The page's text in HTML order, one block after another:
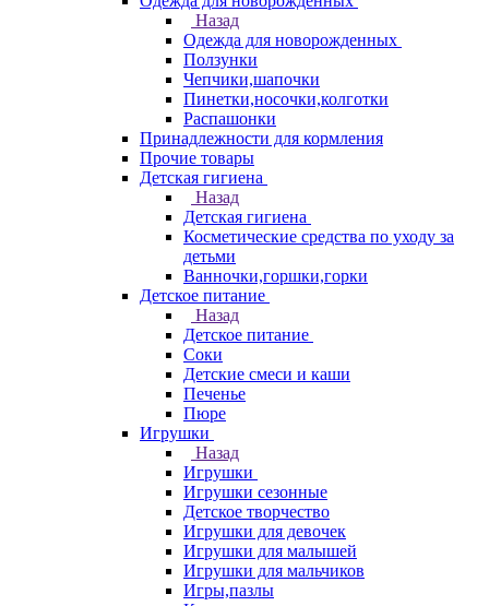
Назад
Одежда для новорожденных
Ползунки
Чепчики,шапочки
Пинетки,носочки,колготки
Распашонки
Принадлежности для кормления
Прочие товары
Детская гигиена
Назад
Детская гигиена
Косметические средства по уходу за
детьми
Ванночки,горшки,горки
Детское питание
Назад
Детское питание
Соки
Детские смеси и каши
Печенье
Пюре
Игрушки
Назад
Игрушки
Игрушки сезонные
Детское творчество
Игрушки для девочек
Игрушки для малышей
Игрушки для мальчиков
Игры,пазлы